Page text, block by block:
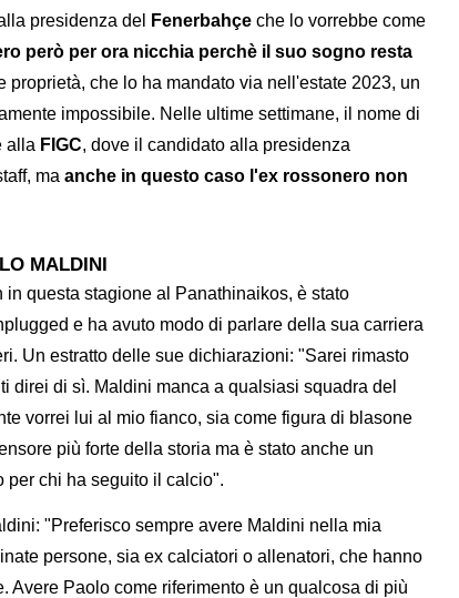
presidenza del
Fenerbahçe che lo vorrebbe come
però per ora nicchia perchè il suo sogno resta
proprietà, che lo ha mandato via nell'estate 2023, un
impossibile. Nelle ultime settimane, il nome di
alla FIGC, dove il candidato alla presidenza
ma anche in questo caso l'ex rossonero non
MALDINI
in questa stagione al Panathinaikos, è stato
e ha avuto modo di parlare della sua carriera
Un estratto delle sue dichiarazioni: "Sarei rimasto
direi di sì. Maldini manca a qualsiasi squadra del
vorrei lui al mio fianco, sia come figura di blasone
più forte della storia ma è stato anche un
per chi ha seguito il calcio".
"Preferisco sempre avere Maldini nella mia
persone, sia ex calciatori o allenatori, che hanno
Avere Paolo come riferimento è un qualcosa di più